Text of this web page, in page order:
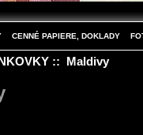
CENNÉ PAPIERE, DOKLADY
:: Maldivy